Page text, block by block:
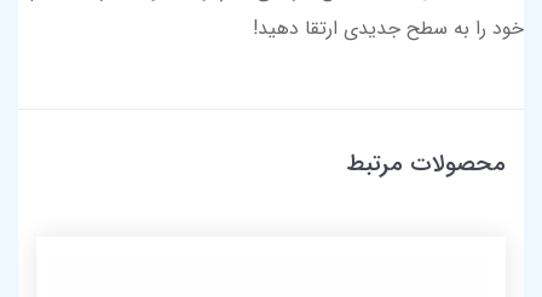
خود را به سطح جدیدی ارتقا دهید!
محصولات مرتبط